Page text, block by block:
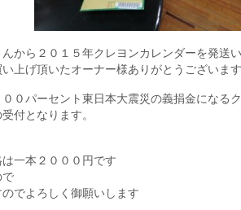
から２０１５年クレヨンカレンダーを発送
上げ頂いたオーナー様ありがとうございます
０パーセント東日本大震災の義捐金になる
付となります。
一本２０００円です
でよろしく御願いします